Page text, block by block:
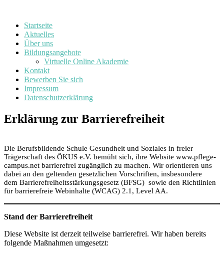
Startseite
Aktuelles
Über uns
Bildungsangebote
Virtuelle Online Akademie
Kontakt
Bewerben Sie sich
Impressum
Datenschutzerklärung
Erklärung zur Barrierefreiheit
Die Berufsbildende Schule Gesundheit und Soziales in freier
Trägerschaft des ÖKUS e.V. bemüht sich, ihre Website www.pflege-
campus.net barrierefrei zugänglich zu machen. Wir orientieren uns
dabei an den geltenden gesetzlichen Vorschriften, insbesondere
dem Barrierefreiheitsstärkungsgesetz (BFSG) sowie den Richtlinien
für barrierefreie Webinhalte (WCAG) 2.1, Level AA.
Stand der Barrierefreiheit
Diese Website ist derzeit teilweise barrierefrei. Wir haben bereits
folgende Maßnahmen umgesetzt: